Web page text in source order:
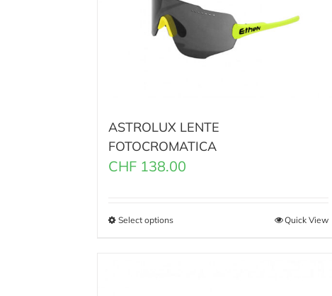
ASTROLUX LENTE
FOTOCROMATICA
CHF 138.00
Select options Quick View